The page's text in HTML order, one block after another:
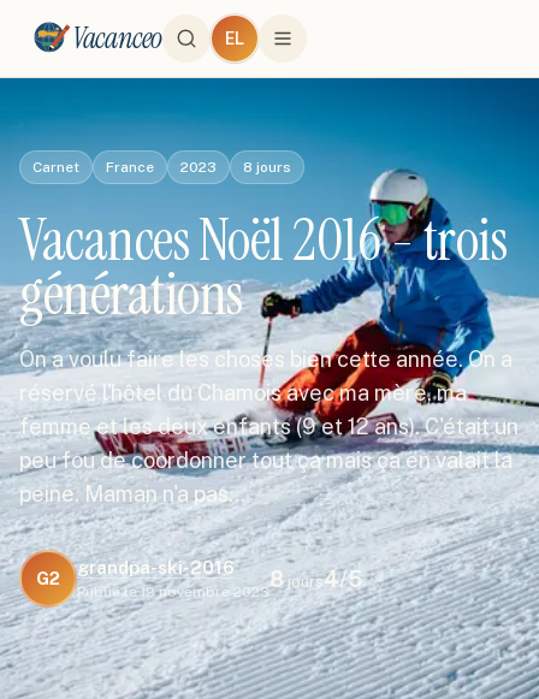
Vacanceo EL
Carnet France 2023 8 jours
Vacances Noël 2016 - trois
générations
On a voulu faire les choses bien cette année. On a
réservé l'hôtel du Chamois avec ma mère, ma
femme et les deux enfants (9 et 12 ans). C'était un
peu fou de coordonner tout ça mais ça en valait la
peine. Maman n'a pas…
G2
grandpa-ski-2016
Publié le 19 novembre 2023
8jours4/5